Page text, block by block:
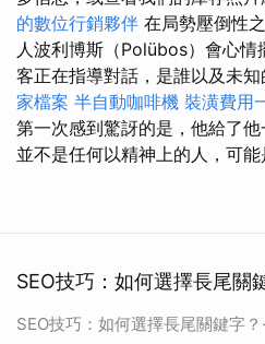
的數位行銷夥伴 在局勢壓倒性
人波利博斯（Polübos）會心
客正在指導對話，是誰以及未知
家檔案 半自動咖啡機 裝潢費用
第一次感到驚訝的是，他給了
並不是任何以精神上的人，可能
SEO技巧：如何選擇長尾關
SEO技巧：如何選擇長尾關鍵字